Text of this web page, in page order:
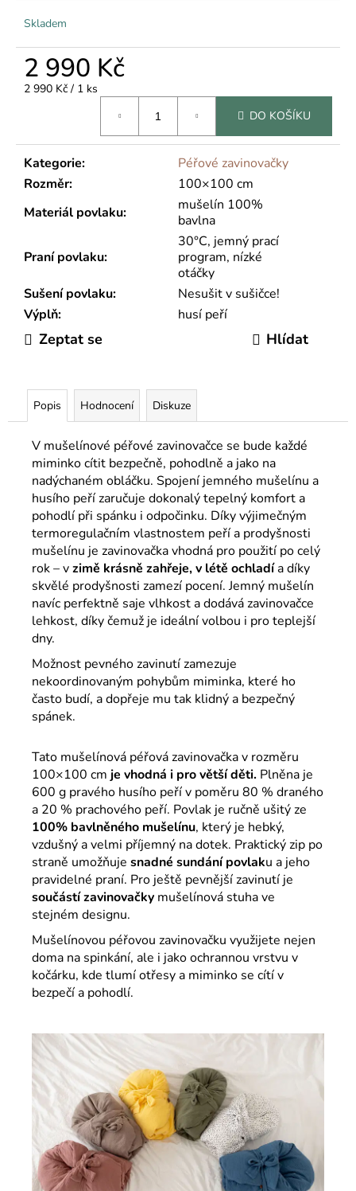
Skladem
2 990 Kč
Měrná
2 990 Kč / 1 ks
DO KOŠÍKU
Kategorie:
Péřové zavinovačky
Rozměr:
100×100 cm
Materiál povlaku:
mušelín 100%
bavlna
Praní povlaku:
30°C, jemný prací
program, nízké
otáčky
Sušení povlaku:
Nesušit v sušičce!
Výplň: husí peří
Zeptat se Hlídat
Popis Hodnocení Diskuze
V mušelínové péřové zavinovačce se bude každé
miminko cítit bezpečně, pohodlně a jako na
nadýchaném obláčku. Spojení jemného mušelínu a
husího peří zaručuje dokonalý tepelný komfort a
pohodlí při spánku i odpočinku. Díky výjimečným
termoregulačním vlastnostem peří a prodyšnosti
mušelínu je zavinovačka vhodná pro použití po celý
rok – vzimě krásně zahřeje, v létě ochladía díky
skvělé prodyšnosti zamezí pocení. Jemný mušelín
navíc perfektně saje vlhkost a dodává zavinovačce
lehkost, díky čemuž je ideální volbou i pro teplejší
dny.
Možnost pevného zavinutí zamezuje
nekoordinovaným pohybům miminka, které ho
často budí, a dopřeje mu tak klidný a bezpečný
spánek.
Tato mušelínová péřová zavinovačka v rozměru
100×100 cm je vhodná i pro větší děti. Plněna je
600 g pravého husího peří v poměru 80 % draného
a 20 % prachového peří. Povlak je ručně ušitý ze
100% bavlněného mušelínu, který je hebký,
vzdušný a velmi příjemný na dotek. Praktický zip po
straně umožňuje snadné sundání povlaku a jeho
pravidelné praní. Pro ještě pevnější zavinutí je
součástí zavinovačky mušelínová stuha ve
stejném designu.
Mušelínovou péřovou zavinovačku využijete nejen
doma na spinkání, ale i jako ochrannou vrstvu v
kočárku, kde tlumí otřesy a miminko se cítí v
bezpečí a pohodlí.